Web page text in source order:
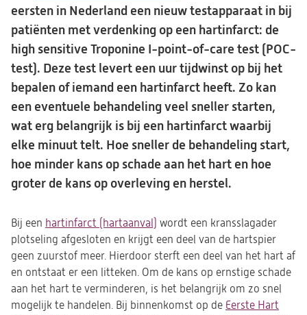
eersten in Nederland een nieuw testapparaat in bij
patiënten met verdenking op een hartinfarct: de
high sensitive Troponine I-point-of-care test (POC-
test). Deze test levert een uur tijdwinst op bij het
bepalen of iemand een hartinfarct heeft. Zo kan
een eventuele behandeling veel sneller starten,
wat erg belangrijk is bij een hartinfarct waarbij
elke minuut telt. Hoe sneller de behandeling start,
hoe minder kans op schade aan het hart en hoe
groter de kans op overleving en herstel.
Bij een hartinfarct (hartaanval) wordt een kransslagader
plotseling afgesloten en krijgt een deel van de hartspier
geen zuurstof meer. Hierdoor sterft een deel van het hart af
en ontstaat er een litteken. Om de kans op ernstige schade
aan het hart te verminderen, is het belangrijk om zo snel
mogelijk te handelen. Bij binnenkomst op de Eerste Hart